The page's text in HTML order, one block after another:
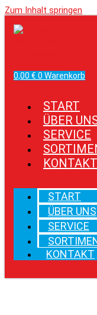
Zum Inhalt springen
0,00 € 0 Warenkorb
START
ÜBER
SERVICE
KONTAKT
START
ÜBER UNS
SERVICE
KONTAKT